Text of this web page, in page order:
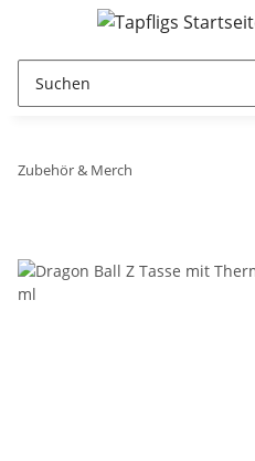
Zubehör & Merch